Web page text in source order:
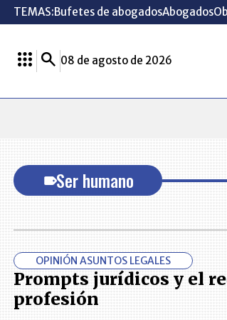
TEMAS:Bufetes de abogadosAbogados
08 de agosto de 2026
Ser humano
OPINIÓN ASUNTOS LEGALES
Prompts jurídicos y el
profesión